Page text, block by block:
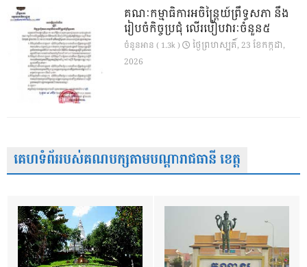
គណៈកម្មាធិការអចិន្ត្រៃយ៍ព្រឹទ្ធសភា នឹង
រៀបចំកិច្ចប្រជុំ លើរបៀបវារៈចំនួន៥
ចំនួនអាន ( 1.3k )
ថ្ងៃ​ព្រហស្បតិ៍, 23 ខែ​កក្កដា,
2026
គេហទំព័ររបស់គណបក្សតាមបណ្តារាជធានី ខេត្ត